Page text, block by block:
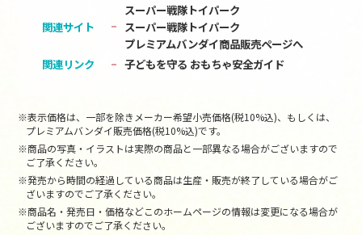
関連サイト
スーパー戦隊トイパーク
スーパー戦隊トイパーク
プレミアムバンダイ商品販売ページへ
関連リンク
子どもを守る おもちゃ安全ガイド
※表示価格は、一部を除きメーカー希望小売価格(税10%込)、もしくは、
プレミアムバンダイ販売価格(税10%込)です。
※商品の写真・イラストは実際の商品と一部異なる場合がございますので
ご了承ください。
※発売から時間の経過している商品は生産・販売が終了している場合がご
ざいますのでご了承ください。
※商品名・発売日・価格などこのホームページの情報は変更になる場合が
ございますのでご了承ください。